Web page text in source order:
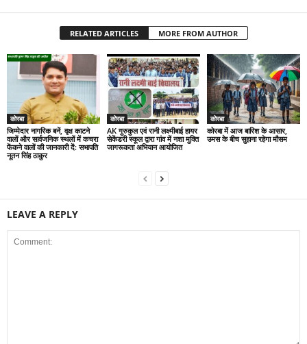
RELATED ARTICLES MORE FROM AUTHOR
कोरबा
जिम्मेदार नागरिक बनें, वृक्ष काटने
वालों और सार्वजनिक स्थलों में कचरा
फेंकने वालों की जानकारी दें: सभापति
नूतन सिंह ठाकुर
कोरबा
AK गुरुकुल एवं रानी लक्ष्मीबाई हायर
सेकेंडरी स्कूल द्वारा गांव में नशा मुक्ति
जागरूकता अभियान आयोजित
कोरबा
कोरबा में आज बारिश के आसार,
उमस के बीच सुहाना रहेगा मौसम
LEAVE A REPLY